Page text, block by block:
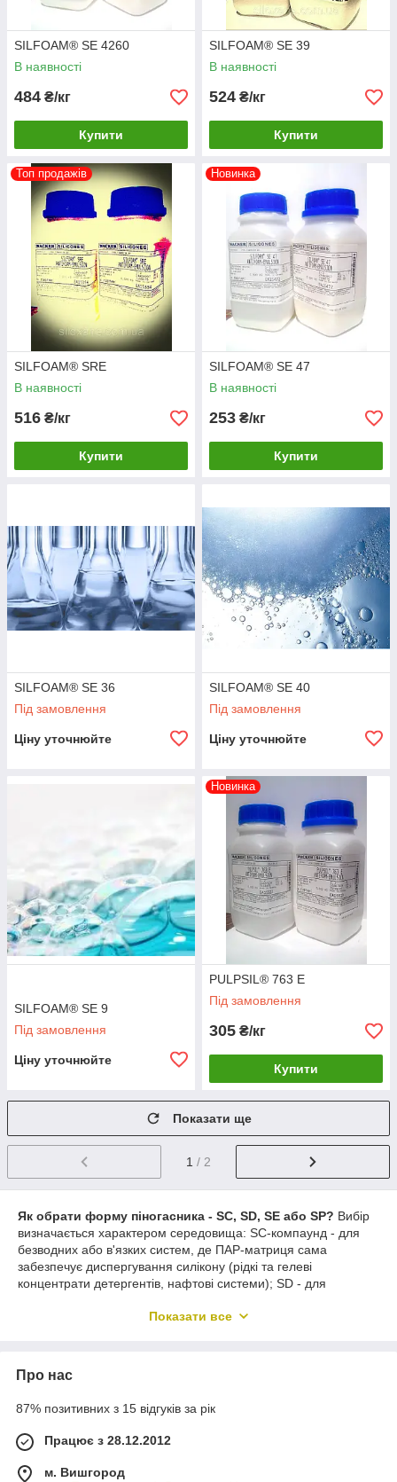
SILFOAM® SE 4260
В наявності
484 ₴/кг
Купити
SILFOAM® SE 39
В наявності
524 ₴/кг
Купити
Топ продажів
SILFOAM® SRE
В наявності
516 ₴/кг
Купити
Новинка
SILFOAM® SE 47
В наявності
253 ₴/кг
Купити
SILFOAM® SE 36
Під замовлення
Ціну уточнюйте
SILFOAM® SE 40
Під замовлення
Ціну уточнюйте
SILFOAM® SE 9
Під замовлення
Ціну уточнюйте
Новинка
PULPSIL® 763 E
Під замовлення
305 ₴/кг
Купити
Показати ще
1 / 2
Як обрати форму піногасника - SC, SD, SE або SP? Вибір
визначається характером середовища: SC-компаунд - для
безводних або в'язких систем, де ПАР-матриця сама
забезпечує диспергування силікону (рідкі та гелеві
концентрати детергентів, нафтові системи); SD - для
(матові будівельні фарби з високим ОКП, штукатурки, клеї,
ферментація); SP-порошок - виключно для порошкових
продуктів і таблеток. Попередній тест сумісності (введення
0,5-2% у рецептуру) є обов'язковим.
Чи сумісні силіконові піногасники SILFOAM® з іонними
ПАР-системами?
іонними характеристиками: неіоногенні - для універсального
Показати все
Про нас
87% позитивних з 15 відгуків за рік
Працює з 28.12.2012
м. Вишгород